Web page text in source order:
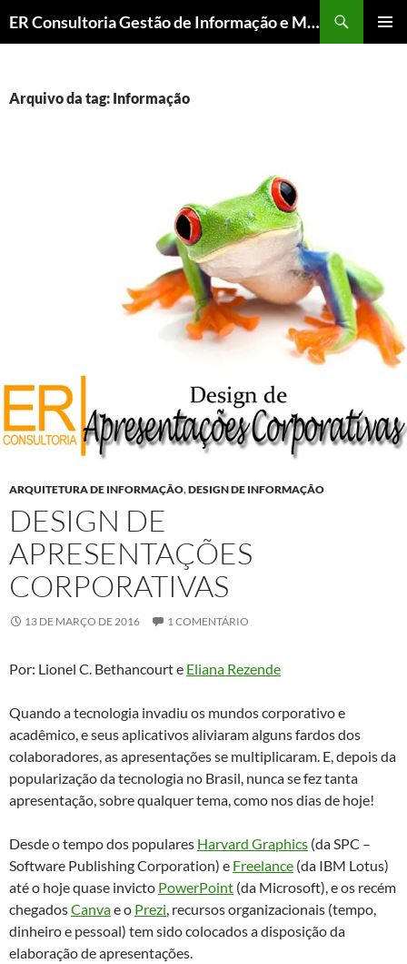
ER Consultoria Gestão de Informação e Memória Institucional
CONTEÚDO
Arquivo da tag: Informação
ARQUITETURA DE INFORMAÇÃO,DESIGN DE INFORMAÇÃO
DESIGN DE
APRESENTAÇÕES
CORPORATIVAS
13 DE MARÇO DE 2016 1 COMENTÁRIO
Por: Lionel C. Bethancourt e Eliana Rezende
Quando a tecnologia invadiu os mundos corporativo e
acadêmico, e seus aplicativos aliviaram alguns fardos dos
colaboradores, as apresentações se multiplicaram. E, depois da
popularização da tecnologia no Brasil, nunca se fez tanta
apresentação, sobre qualquer tema, como nos dias de hoje!
Desde o tempo dos populares Harvard Graphics (da SPC –
Software Publishing Corporation) e Freelance (da IBM Lotus)
até o hoje quase invicto PowerPoint (da Microsoft), e os recém
chegadosCanvae o Prezi , recursos organizacionais (tempo,
dinheiro e pessoal) tem sido colocados a disposição da
elaboração de apresentações.